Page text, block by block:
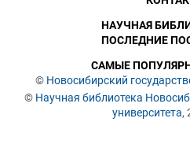
© Новосибирский
© Научная библиотека
университета,
НАУЧНАЯ
ПОСЛЕДНИЕ
САМЫЕ